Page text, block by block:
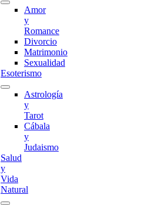
Amor
y
Romance
Divorcio
Matrimonio
Sexualidad
Esoterismo
Astrología
y
Tarot
Cábala
y
Judaismo
Salud
y
Vida
Natural